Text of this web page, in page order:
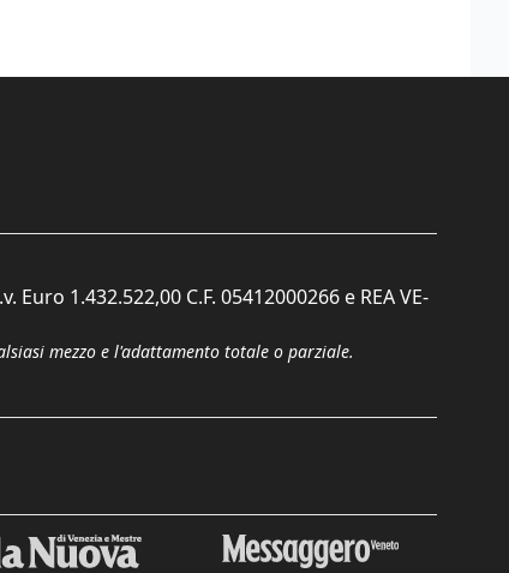
1.432.522,00 C.F. 05412000266 e REA VE-
mezzo e l'adattamento totale o parziale.